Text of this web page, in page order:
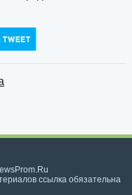
ссылка обязательна